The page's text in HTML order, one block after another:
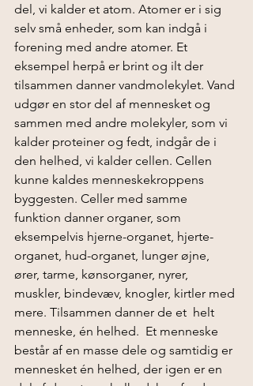
del, vi kalder et atom. Atomer er i sig
selv små enheder, som kan indgå i
forening med andre atomer. Et
eksempel herpå er brint og ilt der
tilsammen danner vandmolekylet. Vand
udgør en stor del af mennesket og
sammen med andre molekyler, som vi
kalder proteiner og fedt, indgår de i
den helhed, vi kalder cellen. Cellen
kunne kaldes menneskekroppens
byggesten. Celler med samme
funktion danner organer, som
eksempelvis hjerne-organet, hjerte-
organet, hud-organet, lunger øjne,
ører, tarme, kønsorganer, nyrer,
muskler, bindevæv, knogler, kirtler med
mere. Tilsammen danner de et  helt
menneske, én helhed.  Et menneske
består af en masse dele og samtidig er
mennesket én helhed, der igen er en